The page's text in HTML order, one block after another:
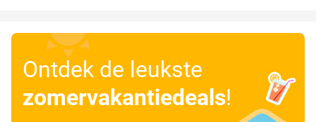
Ontdek de leukste
zomervakantiedeals!